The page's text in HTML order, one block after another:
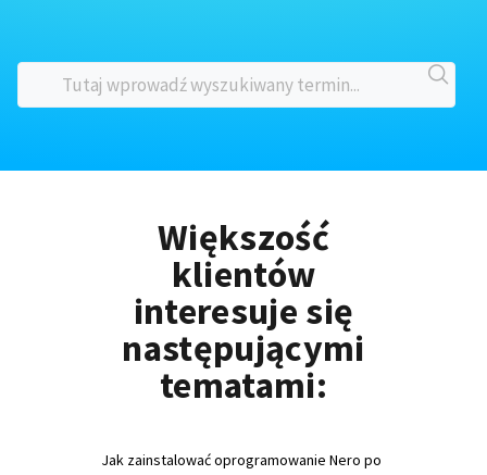
Większość
klientów
interesuje się
następującymi
tematami:
Jak zainstalować oprogramowanie Nero po